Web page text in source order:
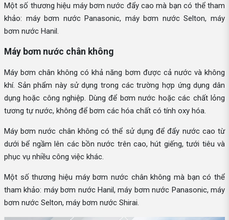
Một số thương hiệu máy bơm nước đẩy cao mà bạn có thể tham
khảo: máy bơm nước Panasonic, máy bơm nước Selton, máy
bơm nước Hanil.
Máy bơm nước chân không
Máy bơm chân không có khả năng bơm được cả nước và không
khí. Sản phẩm này sử dụng trong các trường hợp ứng dụng dân
dụng hoặc công nghiệp. Dùng để bơm nước hoặc các chất lỏng
tương tự nước, không để bơm các hóa chất có tính oxy hóa.
Máy bơm nước chân không có thể sử dụng để đẩy nước cao từ
dưới bể ngầm lên các bồn nước trên cao, hút giếng, tưới tiêu và
phục vụ nhiều công việc khác.
Một số thương hiệu máy bơm nước chân không mà bạn có thể
tham khảo: máy bơm nước Hanil, máy bơm nước Panasonic, máy
bơm nước Selton, máy bơm nước Shirai.